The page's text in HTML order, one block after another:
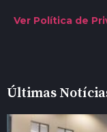
Ver Política de
Últimas